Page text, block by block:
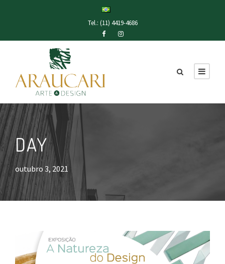
Tel.: (11) 4419-4686
DAY
outubro 3, 2021